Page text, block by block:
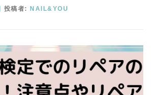
投稿者: NAIL&YOU